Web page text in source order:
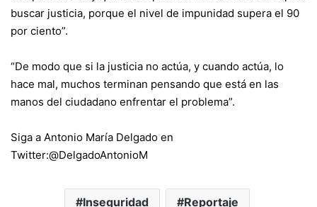
buscar justicia, porque el nivel de impunidad supera el 90
por ciento”.
“De modo que si la justicia no actúa, y cuando actúa, lo
hace mal, muchos terminan pensando que está en las
manos del ciudadano enfrentar el problema”.
Siga a Antonio María Delgado en
Twitter:@DelgadoAntonioM
Inseguridad Reportaje